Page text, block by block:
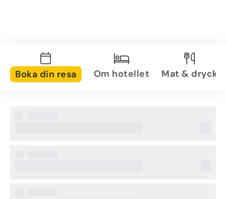
Boka din resa Om hotellet Mat & dryck